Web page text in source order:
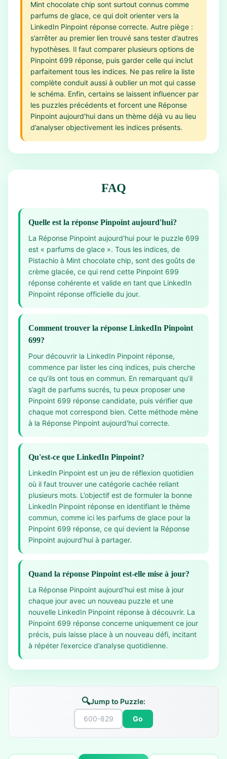
Mint chocolate chip sont surtout connus comme
parfums de glace, ce qui doit orienter vers la
LinkedIn Pinpoint réponse correcte. Autre piège :
s’arrêter au premier lien trouvé sans tester d’autres
hypothèses. Il faut comparer plusieurs options de
Pinpoint 699 réponse, puis garder celle qui inclut
parfaitement tous les indices. Ne pas relire la liste
complète conduit aussi à oublier un mot qui casse
le schéma. Enfin, certains se laissent influencer par
les puzzles précédents et forcent une Réponse
Pinpoint aujourd'hui dans un thème déjà vu au lieu
d’analyser objectivement les indices présents.
FAQ
Quelle est la réponse Pinpoint aujourd'hui?
La Réponse Pinpoint aujourd'hui pour le puzzle 699
est « parfums de glace ». Tous les indices, de
Pistachio à Mint chocolate chip, sont des goûts de
crème glacée, ce qui rend cette Pinpoint 699
réponse cohérente et valide en tant que LinkedIn
Pinpoint réponse officielle du jour.
Comment trouver la réponse LinkedIn Pinpoint
699?
Pour découvrir la LinkedIn Pinpoint réponse,
commence par lister les cinq indices, puis cherche
ce qu’ils ont tous en commun. En remarquant qu’il
s’agit de parfums sucrés, tu peux proposer une
Pinpoint 699 réponse candidate, puis vérifier que
chaque mot correspond bien. Cette méthode mène
à la Réponse Pinpoint aujourd'hui correcte.
Qu'est-ce que LinkedIn Pinpoint?
LinkedIn Pinpoint est un jeu de réflexion quotidien
où il faut trouver une catégorie cachée reliant
plusieurs mots. L’objectif est de formuler la bonne
LinkedIn Pinpoint réponse en identifiant le thème
commun, comme ici les parfums de glace pour la
Pinpoint 699 réponse, ce qui devient la Réponse
Pinpoint aujourd'hui à partager.
Quand la réponse Pinpoint est-elle mise à jour?
La Réponse Pinpoint aujourd'hui est mise à jour
chaque jour avec un nouveau puzzle et une
nouvelle LinkedIn Pinpoint réponse à découvrir. La
Pinpoint 699 réponse concerne uniquement ce jour
précis, puis laisse place à un nouveau défi, incitant
à répéter l’exercice d’analyse quotidienne.
🔍Jump to Puzzle:
Go